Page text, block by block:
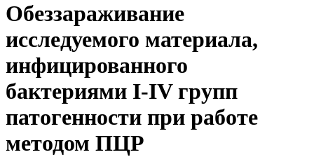
Обеззараживание
исследуемого материала,
инфицированного
бактериями I-IV групп
патогенности при работе
методом ПЦР